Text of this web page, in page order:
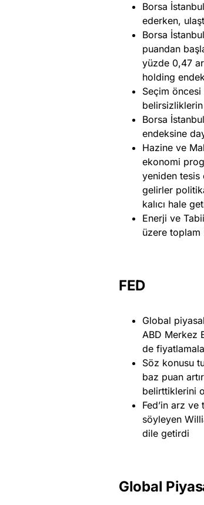
Borsa
ederken,
Borsa
puandan
yüzde 0,47
holding
Seçim
belirsizliklerin
Borsa
endeksine
Hazine ve
ekonomi
yeniden tesis
gelirler
kalıcı hale
Enerji ve
üzere toplam
FED
Global
ABD Merkez
de
Söz konusu
baz puan
belirttiklerini
Fed’in arz
söyleyen
dile getirdi
Global